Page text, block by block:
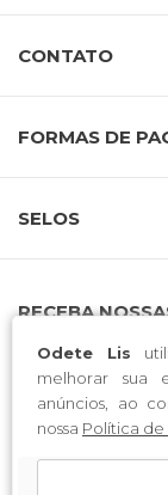
Odete Lis
melhorar sua
anúncios, ao
nossa Política
CONTATO
FORMAS DE
SELOS
RECEBA